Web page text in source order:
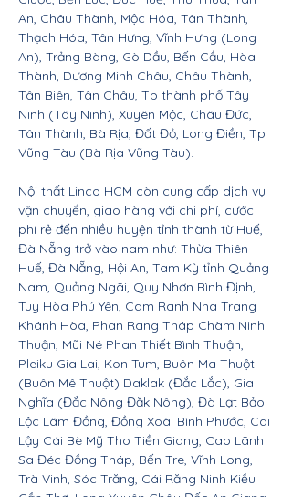
An, Châu Thành, Mộc Hóa, Tân Thành,
Thạch Hóa, Tân Hưng, Vĩnh Hưng (Long
An), Trảng Bàng, Gò Dầu, Bến Cầu, Hòa
Thành, Dương Minh Châu, Châu Thành,
Tân Biên, Tân Châu, Tp thành phố Tây
Ninh (Tây Ninh), Xuyên Mộc, Châu Đức,
Tân Thành, Bà Rịa, Đất Đỏ, Long Điền, Tp
Vũng Tàu (Bà Rịa Vũng Tàu).
Nội thất Linco HCM còn cung cấp dịch vụ
vận chuyển, giao hàng với chi phí, cước
phí rẻ đến nhiều huyện tỉnh thành từ Huế,
Đà Nẵng trở vào nam như: Thừa Thiên
Huế, Đà Nẵng, Hội An, Tam Kỳ tỉnh Quảng
Nam, Quảng Ngãi, Quy Nhơn Bình Định,
Tuy Hòa Phú Yên, Cam Ranh Nha Trang
Khánh Hòa, Phan Rang Tháp Chàm Ninh
Thuận, Mũi Né Phan Thiết Bình Thuận,
Pleiku Gia Lai, Kon Tum, Buôn Ma Thuột
(Buôn Mê Thuột) Daklak (Đắc Lắc), Gia
Nghĩa (Đắc Nông Đăk Nông), Đà Lạt Bảo
Lộc Lâm Đồng, Đồng Xoài Bình Phước, Cai
Lậy Cái Bè Mỹ Tho Tiền Giang, Cao Lãnh
Sa Đéc Đồng Tháp, Bến Tre, Vĩnh Long,
Trà Vinh, Sóc Trăng, Cái Răng Ninh Kiều